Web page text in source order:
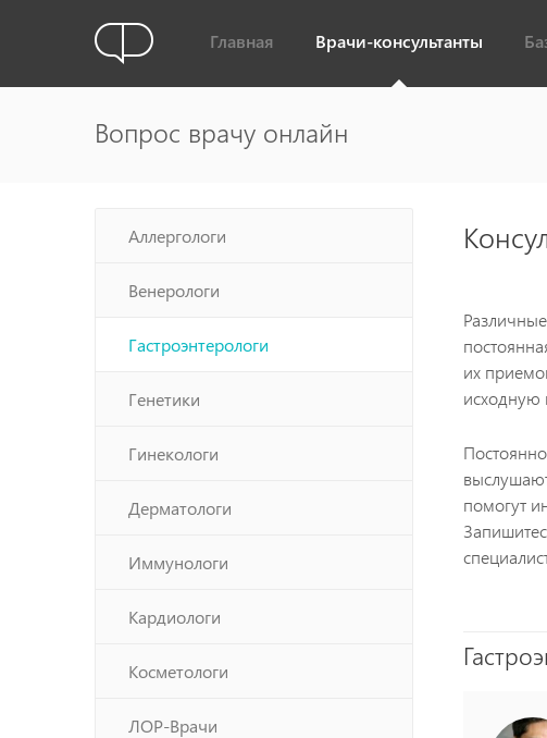
Главная Врачи-консультанты
Вопрос врачу онлайн
их
исходную
помогут
Аллергологи
Венерологи
Гастроэнтерологи
Генетики
Гинекологи
Дерматологи
Иммунологи
Кардиологи
Косметологи
ЛОР-Врачи